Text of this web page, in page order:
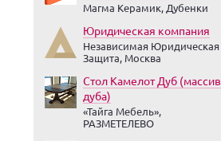
Магма Керамик, Дубенки
Юридическая компания
Независимая Юридическая
Защита, Москва
Стол Камелот Дуб (массив
дуба)
«Тайга Мебель»,
РАЗМЕТЕЛЕВО